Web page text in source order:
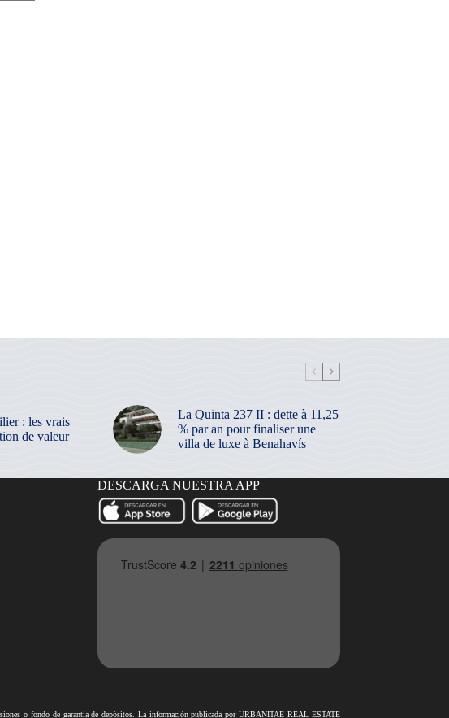
: les vrais
de valeur
La Quinta 237 II : dette à 11,25
% par an pour finaliser une
villa de luxe à Benahavís
DESCARGA NUESTRA APP
o fondo de garantía de depósitos. La información publicada por URBANITAE REAL ESTATE